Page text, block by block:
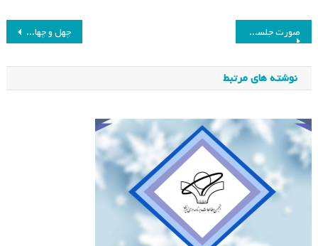
راهبری
نوشته
چهل و چهارمین جلسه هیئت مدیره انجمن مطالعات برنامه درسی ایران صورت جلسه ی اول کمیسیون پژوهش
نوشته های مرتبط